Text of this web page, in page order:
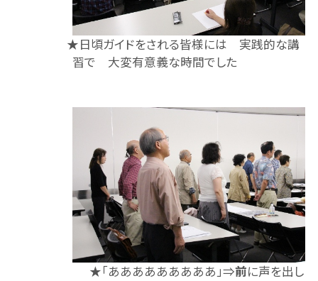
★日頃ガイドをされる皆様には 実践的な講
習で 大変有意義な時間でした
★「あああああああああ」⇒前に声を出し